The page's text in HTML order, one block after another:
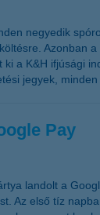
negyedik
Azonban
a K&H ifjúsági
jegyek, minden
Pay
landolt a
Az első tíz